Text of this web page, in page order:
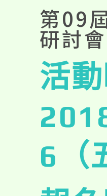
第09
研討會
活動
6（